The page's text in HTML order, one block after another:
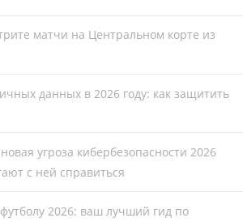
матчи на Центральном корте из
данных в 2026 году: как защитить
угроза кибербезопасности 2026
с ней справиться
2026: ваш лучший гид по